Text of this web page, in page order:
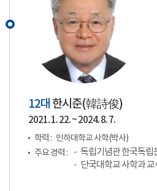
12대 한시준(韓詩俊)
2021. 1. 22. ~ 2024. 8. 7.
학력 : 인하대학교 사학(박사)
주요 경력 :
독립기념관 한국독립
단국대학교 사학과 교